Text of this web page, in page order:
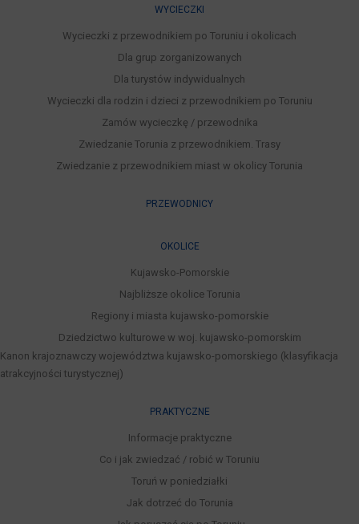
WYCIECZKI
Wycieczki z przewodnikiem po Toruniu i okolicach
Dla grup zorganizowanych
Dla turystów indywidualnych
Wycieczki dla rodzin i dzieci z przewodnikiem po Toruniu
Zamów wycieczkę / przewodnika
Zwiedzanie Torunia z przewodnikiem. Trasy
Zwiedzanie z przewodnikiem miast w okolicy Torunia
PRZEWODNICY
OKOLICE
Kujawsko-Pomorskie
Najbliższe okolice Torunia
Regiony i miasta kujawsko-pomorskie
Dziedzictwo kulturowe w woj. kujawsko-pomorskim
Kanon krajoznawczy województwa kujawsko-pomorskiego (klasyfikacja
atrakcyjności turystycznej)
PRAKTYCZNE
Informacje praktyczne
Co i jak zwiedzać / robić w Toruniu
Toruń w poniedziałki
Jak dotrzeć do Torunia